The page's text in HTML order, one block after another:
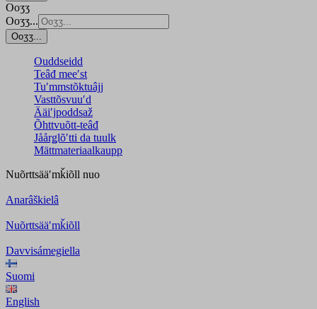
Ooʒʒ
Ooʒʒ...
Ooʒʒ...
Ouddseidd
Teâđ meeʹst
Tuʹmmstõktuâjj
Vasttõsvuuʹd
Ääiʹjpoddsaž
Õhttvuõtt-teâđ
Jåårǥlõʹtti da tuulk
Mättmateriaalkaupp
Nuõrttsääʹmǩiõll nuo
Anarâškielâ
Nuõrttsääʹmǩiõll
Davvisámegiella
Suomi
English